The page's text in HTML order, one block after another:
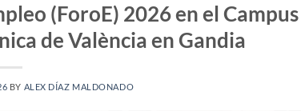
(ForoE) 2026 en el Campus
de València en Gandia
BY ALEX DÍAZ MALDONADO